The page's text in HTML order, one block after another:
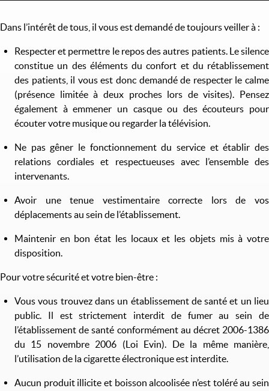
Dans l’intérêt de tous, il vous est demandé de toujours veiller à :
Respecter et permettre le repos des autres patients. Le silence
constitue un des éléments du confort et du rétablissement
des patients, il vous est donc demandé de respecter le calme
(présence limitée à deux proches lors de visites). Pensez
également à emmener un casque ou des écouteurs pour
écouter votre musique ou regarder la télévision.
Ne pas gêner le fonctionnement du service et établir des
relations cordiales et respectueuses avec l’ensemble des
intervenants.
Avoir une tenue vestimentaire correcte lors de vos
déplacements au sein de l’établissement.
Maintenir en bon état les locaux et les objets mis à votre
disposition.
Pour votre sécurité et votre bien-être :
Vous vous trouvez dans un établissement de santé et un lieu
public. Il est strictement interdit de fumer au sein de
l’établissement de santé conformément au décret 2006-1386
du 15 novembre 2006 (Loi Evin). De la même manière,
l’utilisation de la cigarette électronique est interdite.
Aucun produit illicite et boisson alcoolisée n’est toléré au sein